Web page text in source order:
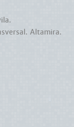
Altamira.